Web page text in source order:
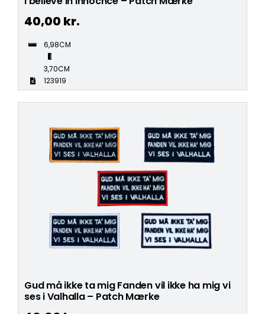
40,00 kr.
6,98CM
3,70CM
123919
Gud må ikke ta mig Fanden vil ikke ha mig vi
ses i Valhalla – Patch Mærke